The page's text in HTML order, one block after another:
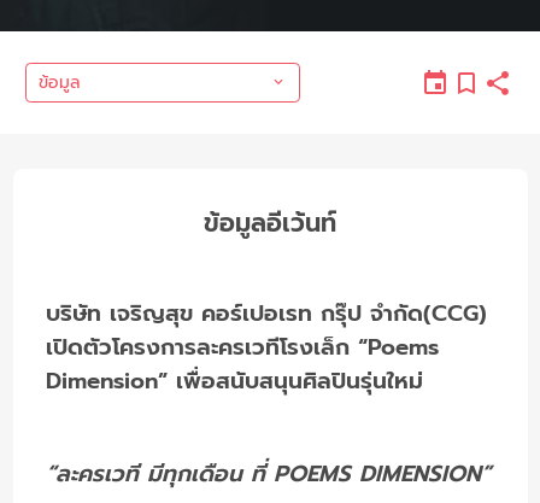
ข้อมูล
ข้อมูลอีเว้นท์
บริษัท เจริญสุข คอร์เปอเรท กรุ๊ป จำกัด(CCG)
เปิดตัวโครงการละครเวทีโรงเล็ก “Poems
Dimension” เพื่อสนับสนุนศิลปินรุ่นใหม่
“ละครเวที มีทุกเดือน ที่ POEMS DIMENSION”